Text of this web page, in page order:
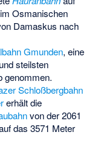
Osmanischen
Damaskus nach
Gmunden, eine
steilsten
genommen.
Schloßbergbahn
erhält die
von der 2061
das 3571 Meter